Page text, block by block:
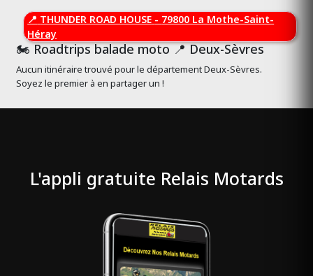
📍 THUNDER ROAD HOUSE - 79800 La Mothe-Saint-
Héray
🏍️ Roadtrips balade moto 📍 Deux-Sèvres
Aucun itinéraire trouvé pour le département Deux-Sèvres.
Soyez le premier à en partager un !
L'appli gratuite Relais Motards